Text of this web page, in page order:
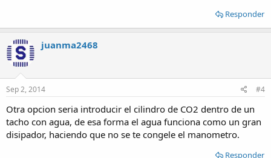
Responder
juanma2468
Sep 2, 2014 #4
Otra opcion seria introducir el cilindro de CO2 dentro de un
tacho con agua, de esa forma el agua funciona como un gran
disipador, haciendo que no se te congele el manometro.
Responder